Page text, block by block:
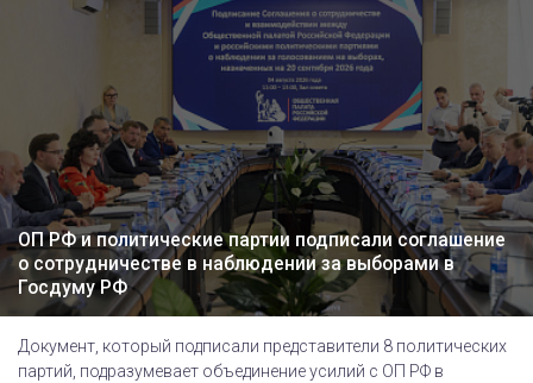
ОП РФ и политические партии подписали соглашение
о сотрудничестве в наблюдении за выборами в
Госдуму РФ
Документ, который подписали представители 8 политических
партий, подразумевает объединение усилий с ОП РФ в